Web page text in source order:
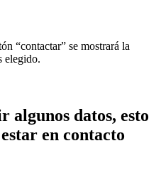
“contactar” se mostrará la
elegido.
algunos datos, esto
en contacto